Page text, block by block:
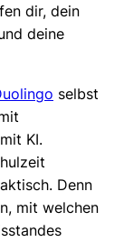
dir, dein
deine
selbst
KI.
Denn
mit welchen